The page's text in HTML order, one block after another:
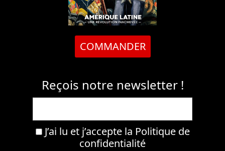
COMMANDER
Reçois notre newsletter !
J’ai lu et j’accepte la Politique de
confidentialité